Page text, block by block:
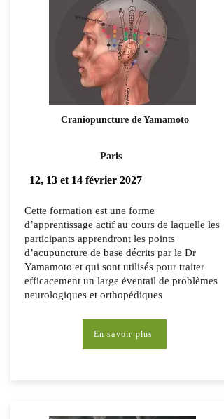
Craniopuncture de Yamamoto
Paris
12, 13 et 14 février 2027
Cette formation est une forme
d’apprentissage actif au cours de laquelle les
participants apprendront les points
d’acupuncture de base décrits par le Dr
Yamamoto et qui sont utilisés pour traiter
efficacement un large éventail de problèmes
neurologiques et orthopédiques
En savoir plus